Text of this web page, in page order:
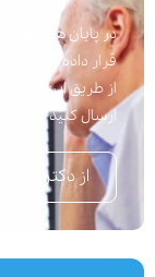
در پایان هر مقاله
قرار داده شده است
از طریق این نرم
ارسال کنید تا در
از دکتر